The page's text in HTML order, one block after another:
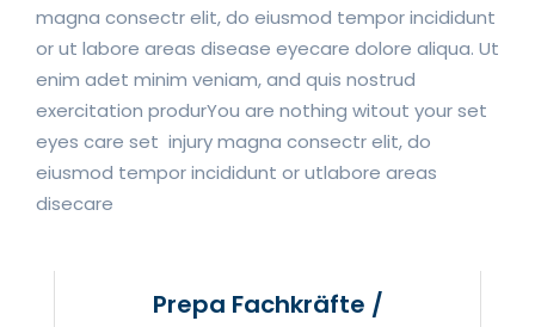
magna consectr elit, do eiusmod tempor incididunt
or ut labore areas disease eyecare dolore aliqua. Ut
enim adet minim veniam, and quis nostrud
exercitation produrYou are nothing witout your set
eyes care set injury magna consectr elit, do
eiusmod tempor incididunt or utlabore areas
disecare
Prepa Fachkräfte /